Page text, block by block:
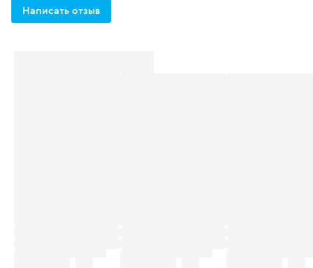
ea & Tobacco появился у меня как малень
кий подарок самой себе. Если честно, сн
Написать отзыв